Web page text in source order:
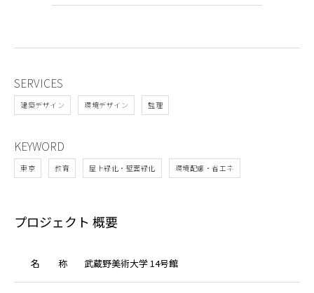
SERVICES
建築デザイン 環境デザイン 監理
KEYWORD
東京 教育 屋上緑化・壁面緑化 環境配慮・省エネ
プロジェクト 概要
名 称 武蔵野美術大学 14号館